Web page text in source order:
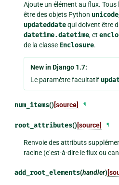
Ajoute un élément au flux.
être des objets Python unicode
updateddatequi doivent être
datetime.datetime, et
de la classe Enclosure.
New in Django 1.7:
Le paramètre facultatif
num_items()[source] ¶
root_attributes()[source] ¶
Renvoie des attributs
racine (c’est-à-dire le flux ou
add_root_elements(handler)